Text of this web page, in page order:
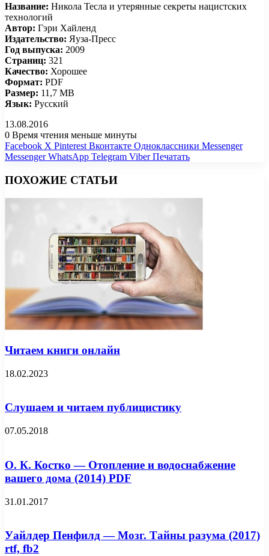
Название: Никола Тесла и утерянные секреты нацистских
технологий
Автор: Гэри Хайленд
Издательство: Яуза-Пресс
Год выпуска: 2009
Страниц: 321
Качество: Хорошее
Формат: PDF
Размер: 11,7 MB
Язык: Русский
13.08.2016
0 Время чтения меньше минуты
Facebook X Pinterest Вконтакте Одноклассники Messenger
Messenger WhatsApp Telegram Viber Печатать
ПОХОЖИЕ СТАТЬИ
Читаем книги онлайн
18.02.2023
Слушаем и читаем публицистику
07.05.2018
О. К. Костко — Отопление и водоснабжение
вашего дома (2014) PDF
31.01.2017
Уайлдер Пенфилд — Мозг. Тайны разума (2017)
rtf, fb2